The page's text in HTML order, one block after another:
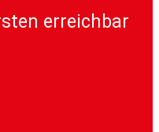
erreichbar